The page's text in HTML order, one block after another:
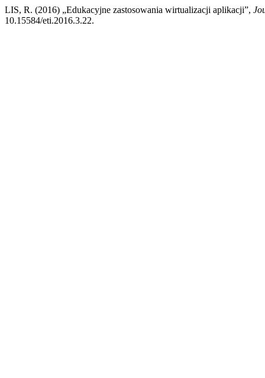
LIS, R. (2016) „Edukacyjne zastosowania wirtualizacji aplikacji”,
10.15584/eti.2016.3.22.